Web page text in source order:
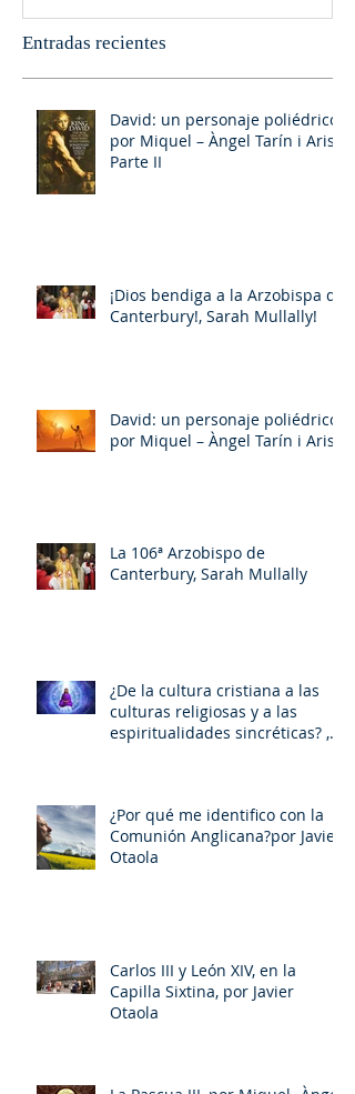
Entradas recientes
David: un personaje poliédrico,
por Miquel – Àngel Tarín i Arisó
Parte II
¡Dios bendiga a la Arzobispa de
Canterbury!, Sarah Mullally!
David: un personaje poliédrico,
por Miquel – Àngel Tarín i Arisó
La 106ª Arzobispo de
Canterbury, Sarah Mullally
¿De la cultura cristiana a las
culturas religiosas y a las
espiritualidades sincréticas? ,
¿Por qué me identifico con la
Comunión Anglicana?por Javier
Otaola
Carlos III y León XIV, en la
Capilla Sixtina, por Javier
Otaola